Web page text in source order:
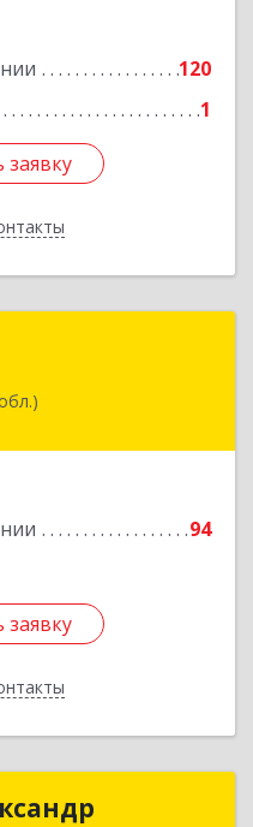
120
1
94
Красноармейск г,
Александр